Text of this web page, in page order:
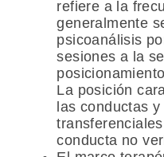
refiere a la
generalmente
psicoanálisis
sesiones a la
La posición
las conductas
conducta no